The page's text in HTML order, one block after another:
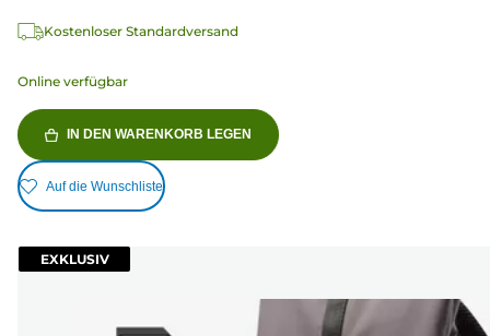
Kostenloser Standardversand
Online verfügbar
IN DEN WARENKORB LEGEN
Auf die Wunschliste
EXKLUSIV